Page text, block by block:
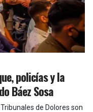
policías y la
Báez Sosa
de Dolores son